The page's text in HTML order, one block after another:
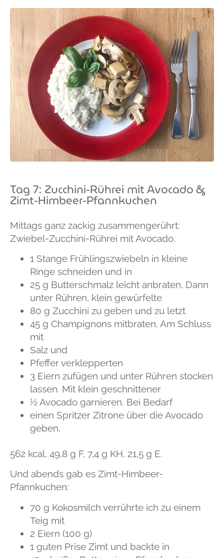
Tag 7: Zucchini-Rührei mit Avocado &
Zimt-Himbeer-Pfannkuchen
Mittags ganz zackig zusammengerührt:
Zwiebel-Zucchini-Rührei mit Avocado.
1 Stange Frühlingszwiebeln in kleine
Ringe schneiden und in
25 g Butterschmalz leicht anbraten, Dann
unter Rühren, klein gewürfelte
80 g Zucchini zu geben und zu letzt
45 g Champignons mitbraten. Am Schluss
mit
Salz und
Pfeffer verklepperten
3 Eiern zufügen und unter Rühren stocken
lassen. Mit klein geschnittener
½ Avocado garnieren. Bei Bedarf
einen Spritzer Zitrone über die Avocado
geben.
562 kcal, 49,8 g F, 7,4 g KH, 21,5 g E.
Und abends gab es Zimt-Himbeer-
Pfannkuchen:
70 g Kokosmilch verrührte ich zu einem
Teig mit
2 Eiern (100 g)
1 guten Prise Zimt und backte in